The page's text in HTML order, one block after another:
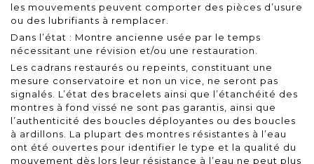
les mouvements peuvent comporter des pièces d’usure
ou des lubrifiants à remplacer.
Dans l’état : Montre ancienne usée par le temps
nécessitant une révision et/ou une restauration.
Les cadrans restaurés ou repeints, constituant une
mesure conservatoire et non un vice, ne seront pas
signalés. L’état des bracelets ainsi que l’étanchéité des
montres à fond vissé ne sont pas garantis, ainsi que
l’authenticité des boucles déployantes ou des boucles
à ardillons. La plupart des montres résistantes à l’eau
ont été ouvertes pour identifier le type et la qualité du
mouvement dès lors leur résistance à l’eau ne peut plus